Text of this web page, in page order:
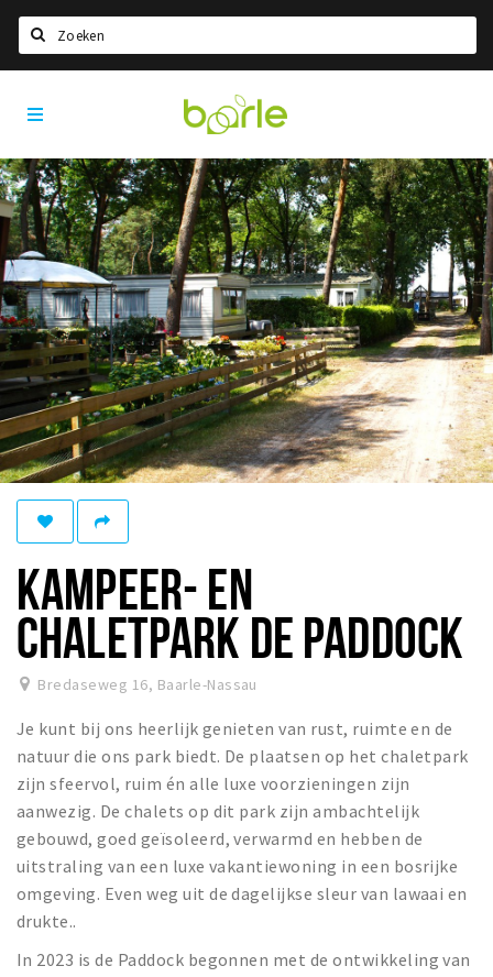
Home
Informatie
Over Baarle
Geschiedenis
Visit Baarle Shop
Enclavebon
Nieuws
Agenda
Deals
Eten
Slapen
Recreatief
Winkels
Winkelgebieden
Parkeren
Bezienswaardigheden
Enclaves
Musea, theaters & podia
Uitjes & activiteiten
Fietsroutes
Visit
Baarle
KAMPEER- EN
CHALETPARK DE PADDOCK
Bredaseweg 16, Baarle-Nassau
Je kunt bij ons heerlijk genieten van rust, ruimte en de
natuur die ons park biedt. De plaatsen op het chaletpark
zijn sfeervol, ruim én alle luxe voorzieningen zijn
aanwezig. De chalets op dit park zijn ambachtelijk
gebouwd, goed geïsoleerd, verwarmd en hebben de
uitstraling van een luxe vakantiewoning in een bosrijke
omgeving. Even weg uit de dagelijkse sleur van lawaai en
drukte..
In 2023 is de Paddock begonnen met de ontwikkeling van